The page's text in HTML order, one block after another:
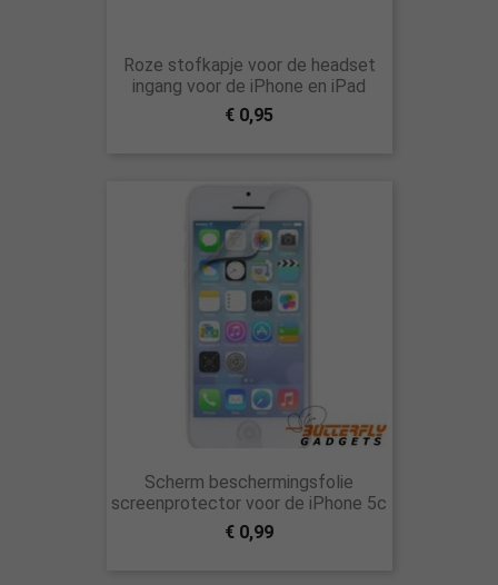
Roze stofkapje voor de headset
ingang voor de iPhone en iPad
€ 0,95
Scherm beschermingsfolie
screenprotector voor de iPhone 5c
€ 0,99